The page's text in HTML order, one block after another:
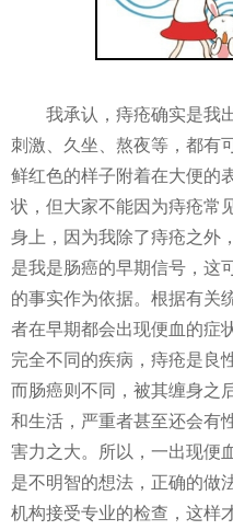
我承认，痔疮确实是我
刺激、久坐、熬夜等，都有
鲜红色的样子附着在大便的
状，但大家不能因为痔疮常
身上，因为我除了痔疮之外
是我是肠癌的早期信号，这
的事实作为依据。根据有关
者在早期都会出现便血的症
完全不同的疾病，痔疮是良
而肠癌则不同，被其缠身之
和生活，严重者甚至还会有
害力之大。所以，一出现便
是不明智的想法，正确的做
机构接受专业的检查，这样